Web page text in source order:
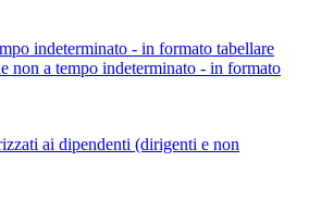
indeterminato - in formato tabellare
non a tempo indeterminato - in formato
ai dipendenti (dirigenti e non